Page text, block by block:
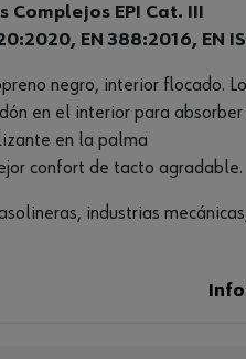
Complejos EPI Cat. III
EN 388:2016, EN
negro, interior flocado.
en el interior para absorber
en la palma
confort de tacto agradable.
industrias